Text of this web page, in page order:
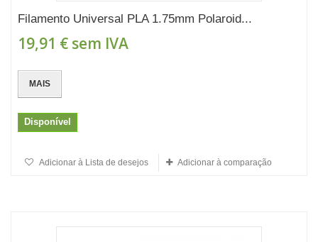
Filamento Universal PLA 1.75mm Polaroid...
19,91 € sem IVA
MAIS
Disponível
Adicionar à Lista de desejos Adicionar à comparação